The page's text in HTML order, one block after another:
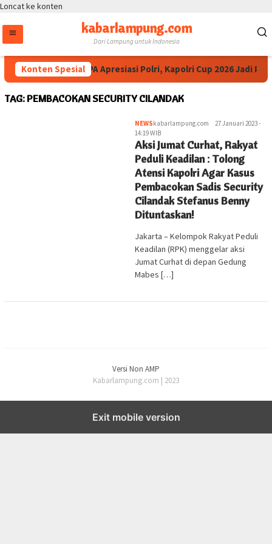
Loncat ke konten
kabarlampung.com
Dari Lampung untuk Indonesia
Konten Spesial
Ketua IESPA Apresiasi Polri, Kapolri Cup 2026 Jadi
TAG: PEMBACOKAN SECURITY CILANDAK
NEWSkabarlampung.com
27 Januari 2023 -
14:19 WIB
Aksi Jumat Curhat, Rakyat
Peduli Keadilan : Tolong
Atensi Kapolri Agar Kasus
Pembacokan Sadis Security
Cilandak Stefanus Benny
Dituntaskan!
Jakarta – Kelompok Rakyat Peduli
Keadilan (RPK) menggelar aksi
Jumat Curhat di depan Gedung
Mabes […]
Versi Non AMP
Kabarlampung.com | 2023
Exit mobile version